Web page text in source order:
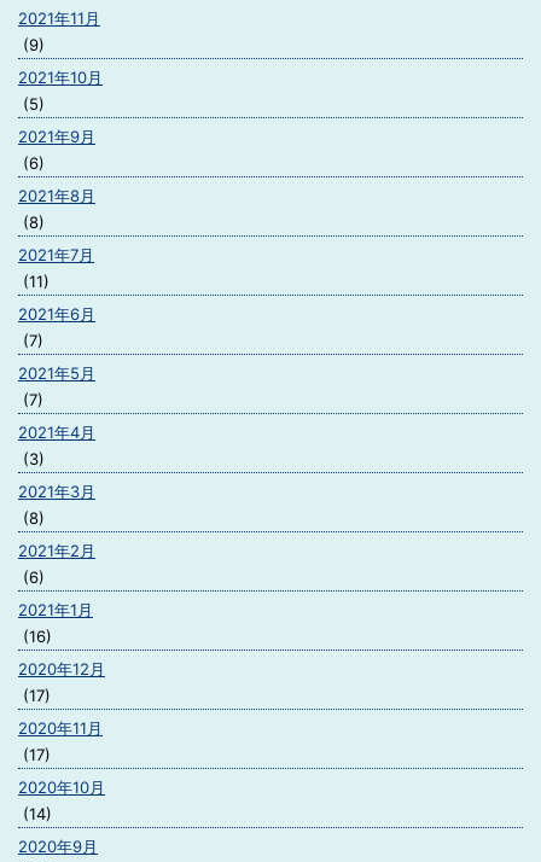
2021年11月
(9)
2021年10月
(5)
2021年9月
(6)
2021年8月
(8)
2021年7月
(11)
2021年6月
(7)
2021年5月
(7)
2021年4月
(3)
2021年3月
(8)
2021年2月
(6)
2021年1月
(16)
2020年12月
(17)
2020年11月
(17)
2020年10月
(14)
2020年9月